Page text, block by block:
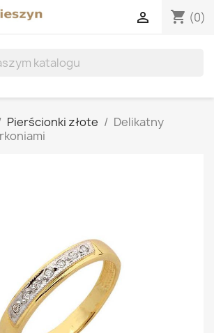
shopping_cart (0)

Pierścionki złote
Delikatny